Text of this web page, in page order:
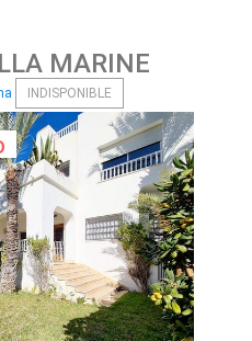
MARINE
INDISPONIBLE